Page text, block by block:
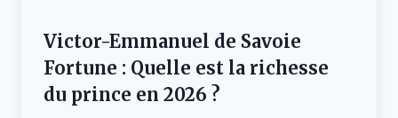
Victor-Emmanuel de Savoie
Fortune : Quelle est la richesse
du prince en 2026 ?